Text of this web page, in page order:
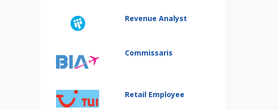
Revenue Analyst
Commissaris
Retail Employee